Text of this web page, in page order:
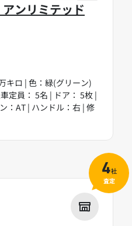
ンリミテッド
キロ | 色：緑(グリーン)
定員： 5名 | ドア： 5枚 |
：AT | ハンドル：右 | 修
4社
査定